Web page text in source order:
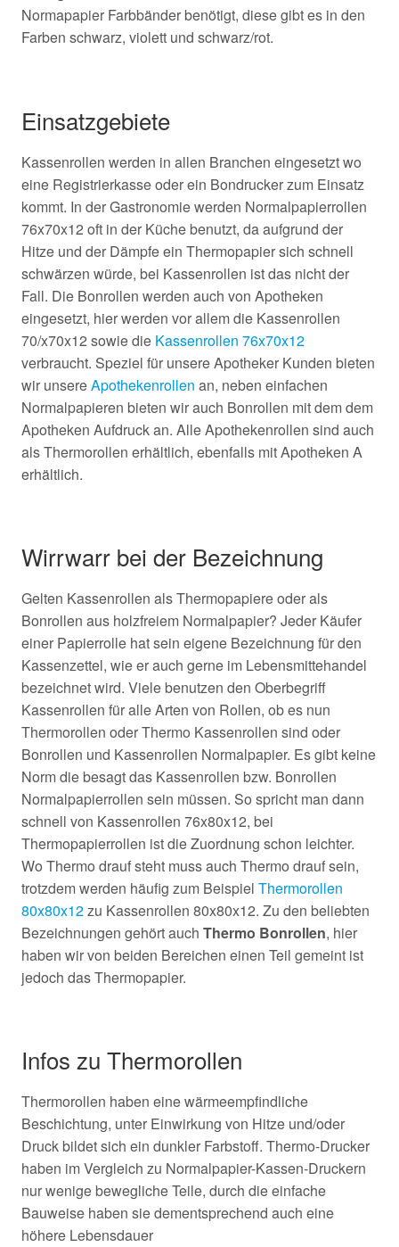
Normapapier Farbbänder benötigt, diese gibt es in den
Farben schwarz, violett und schwarz/rot.
Einsatzgebiete
Kassenrollen werden in allen Branchen eingesetzt wo
eine Registrierkasse oder ein Bondrucker zum Einsatz
kommt. In der Gastronomie werden Normalpapierrollen
76x70x12 oft in der Küche benutzt, da aufgrund der
Hitze und der Dämpfe ein Thermopapier sich schnell
schwärzen würde, bei Kassenrollen ist das nicht der
Fall. Die Bonrollen werden auch von Apotheken
eingesetzt, hier werden vor allem die Kassenrollen
70/x70x12 sowie die Kassenrollen 76x70x12
verbraucht. Speziel für unsere Apotheker Kunden bieten
wir unsereApothekenrollen an, neben einfachen
Normalpapieren bieten wir auch Bonrollen mit dem dem
Apotheken Aufdruck an. Alle Apothekenrollen sind auch
als Thermorollen erhältlich, ebenfalls mit Apotheken A
erhältlich.
Wirrwarr bei der Bezeichnung
Gelten Kassenrollen als Thermopapiere oder als
Bonrollen aus holzfreiem Normalpapier? Jeder Käufer
einer Papierrolle hat sein eigene Bezeichnung für den
Kassenzettel, wie er auch gerne im Lebensmittehandel
bezeichnet wird. Viele benutzen den Oberbegriff
Kassenrollen für alle Arten von Rollen, ob es nun
Thermorollen oder Thermo Kassenrollen sind oder
Bonrollen und Kassenrollen Normalpapier. Es gibt keine
Norm die besagt das Kassenrollen bzw. Bonrollen
Normalpapierrollen sein müssen. So spricht man dann
schnell von Kassenrollen 76x80x12, bei
Thermopapierrollen ist die Zuordnung schon leichter.
Wo Thermo drauf steht muss auch Thermo drauf sein,
trotzdem werden häufig zum Beispiel Thermorollen
80x80x12zu Kassenrollen 80x80x12. Zu den beliebten
Bezeichnungen gehört auch Thermo Bonrollen, hier
haben wir von beiden Bereichen einen Teil gemeint ist
jedoch das Thermopapier.
Infos zu Thermorollen
Thermorollen haben eine wärmeempfindliche
Beschichtung, unter Einwirkung von Hitze und/oder
Druck bildet sich ein dunkler Farbstoff. Thermo-Drucker
haben im Vergleich zu Normalpapier-Kassen-Druckern
nur wenige bewegliche Teile, durch die einfache
Bauweise haben sie dementsprechend auch eine
höhere Lebensdauer